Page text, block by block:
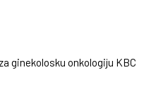
ginekolosku onkologiju KBC